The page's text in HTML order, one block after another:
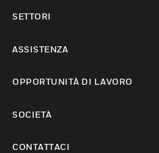
SETTORI
ASSISTENZA
OPPORTUNITÀ DI LAVORO
SOCIETÀ
CONTATTACI